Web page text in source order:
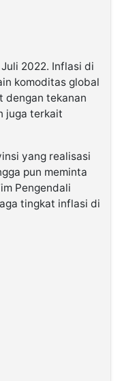
2022. Inflasi di
komoditas global
dengan tekanan
juga terkait
yang realisasi
pun meminta
Pengendali
tingkat inflasi di